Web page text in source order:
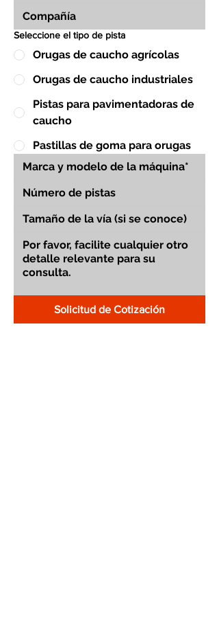
Seleccione el tipo de pista
Orugas de caucho agrícolas
Orugas de caucho industriales
Pistas para pavimentadoras de
caucho
Pastillas de goma para orugas
Solicitud de Cotización